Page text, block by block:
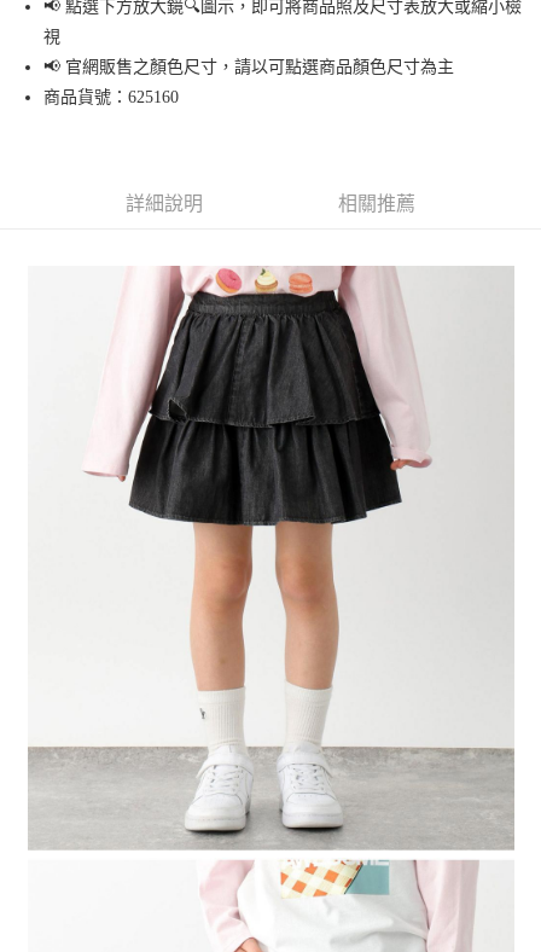
街口支付
悠遊付
【大哥付你分期使用說明】
1.本服務由台灣大哥大提供，台灣大哥大用戶可立即使用無須另外申請。
2.付款方式選擇「大哥付你分期」，訂單成立後會自動跳轉到大哥付的交易
流程，驗證手機門號後，選擇欲分期的期數、繳款截止日，確認付款後即完
3.實際核准額度、可分期數及費用金額請依後續交易確認頁面所載為準。
4.訂單成立30分鐘內，如未前往確認交易或遇審核未通過，訂單將自動取
消。如遇「轉專審核」未通過狀況，表示未達大哥付你分期系統評分，恕無
法說明評估內容。
【繳款方式說明】
1.分期款項不併入電信帳單，「大哥付你分期」於每月結算日後寄送繳費提
2.透過簡訊連結打開帳單後，可選擇「超商條碼／台灣大直營門市／銀行轉
帳／街口支付／iPASS MONEY」等通路繳費。
1.本服務係由「台灣大哥大股份有限公司」（以下簡稱本公司）所提供，讓
用戶於交易時，得透過本服務購買商品或服務，並由商店將買賣／分期付款
買賣價金債權讓與本公司後，依約使用本公司帳單繳交帳款。
2.基於同意付款使用「大哥付你分期」之契約關係目的，商店將以您的個人
資料（包含姓名、電話或地址）提供予台灣大哥大進項蒐集、處理及利用，
由本公司與您本人進行分期帳單所需資料之確認、核對及更正。
3.完整用戶服務條款，請詳閱以下連結：
https://oppay.tw/userRule
【關於「AFTEE先享後付」】
AFTEE先享後付是「在收到商品之後才付款」的支付方式。 讓您購物簡單便
１．簡單：不需註冊會員、不需綁卡、不需儲值。
２．便利：只要手機號碼，簡訊認證，即可結帳。
３．安心：先確認商品／服務後，再付款。
【「AFTEE先享後付」結帳流程】
１．於結帳方式選擇「AFTEE先享後付」後，將跳轉至「AFTEE先享後付」
結帳頁面，進行簡訊認證並確認金額後，即可完成結帳。
２．訂單成立數日內，您將收到繳費通知簡訊。
３．收到繳費通知簡訊後14天內，點擊此簡訊中的連結，可透過四大超商／
ATM／網路銀行／等多元方式進行付款，方視為交易完成。
※ 請注意：結帳手續完成當下不需立刻繳費，但若您需要取消訂單，請聯絡
購買商品的店家。未經商家同意取消之訂單仍視為有效，需透過AFTEE先享
※ 交易是否成功請以「AFTEE先享後付 」之結帳頁面顯示為準，若有關於
是否繳費成功／繳費後需取消欲退款等相關疑問，請聯繫「AFTEE先享後付
客戶支援中心」https://netprotections.freshdesk.com/support/home
１．透過由恩沛科技股份有限公司提供之「AFTEE先享後付」服務完成之交
易，需依本服務之必要範圍內提供個人資料，並將交易相關給付款項請求債
權轉讓予恩沛科技股份有限公司。
２．關於個人資料處理事宜，請瀏覽以下網址：https://aftee.tw/terms/#terms3
３．未成年的使用者請事先徵得法定代理人或監護人之同意方可使用
「AFTEE先享後付」，若未經同意申辦者引起之損失，本公司不負相關責
每筆NT$80，滿NT$1,500(含以上)免運費
付款後 全家取貨
每筆NT$80，滿NT$1,500(含以上)免運費
每筆NT$80，滿NT$1,500(含以上)免運費
每筆NT$80，滿NT$1,500(含以上)免運費
每筆NT$80，滿NT$1,500(含以上)免運費
📢 點選下方放大鏡🔍圖示，即可將商品照及尺寸表放大或縮小檢
視
📢 官網販售之顏色尺寸，請以可點選商品顏色尺寸為主
商品貨號：625160
詳細說明 相關推薦